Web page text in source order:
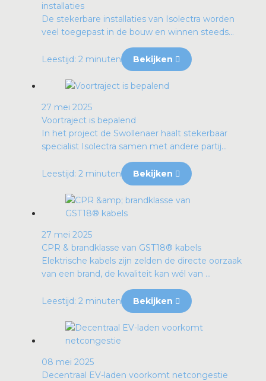
installaties
De stekerbare installaties van Isolectra worden
veel toegepast in de bouw en winnen steeds...
Leestijd: 2 minuten Bekijken
27 mei 2025
Voortraject is bepalend
In het project de Swollenaer haalt stekerbaar
specialist Isolectra samen met andere partij...
Leestijd: 2 minuten Bekijken
27 mei 2025
CPR & brandklasse van GST18® kabels
Elektrische kabels zijn zelden de directe oorzaak
van een brand, de kwaliteit kan wél van ...
Leestijd: 2 minuten Bekijken
08 mei 2025
Decentraal EV-laden voorkomt netcongestie